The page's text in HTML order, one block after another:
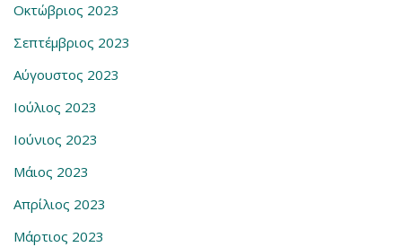
Οκτώβριος 2023
Σεπτέμβριος 2023
Αύγουστος 2023
Ιούλιος 2023
Ιούνιος 2023
Μάιος 2023
Απρίλιος 2023
Μάρτιος 2023